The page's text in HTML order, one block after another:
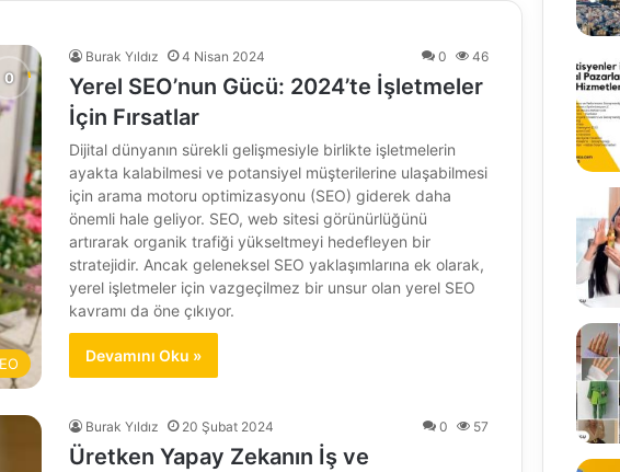
Burak Yıldız 4 Nisan 2024 0 46
Yerel SEO’nun Gücü: 2024’te İşletmeler
İçin Fırsatlar
Dijital dünyanın sürekli gelişmesiyle birlikte işletmelerin
ayakta kalabilmesi ve potansiyel müşterilerine ulaşabilmesi
için arama motoru optimizasyonu (SEO) giderek daha
önemli hale geliyor. SEO, web sitesi görünürlüğünü
artırarak organik trafiği yükseltmeyi hedefleyen bir
stratejidir. Ancak geleneksel SEO yaklaşımlarına ek olarak,
yerel işletmeler için vazgeçilmez bir unsur olan yerel SEO
kavramı da öne çıkıyor.
Devamını Oku »
Burak Yıldız 20 Şubat 2024 0 57
Üretken Yapay Zekanın İş ve